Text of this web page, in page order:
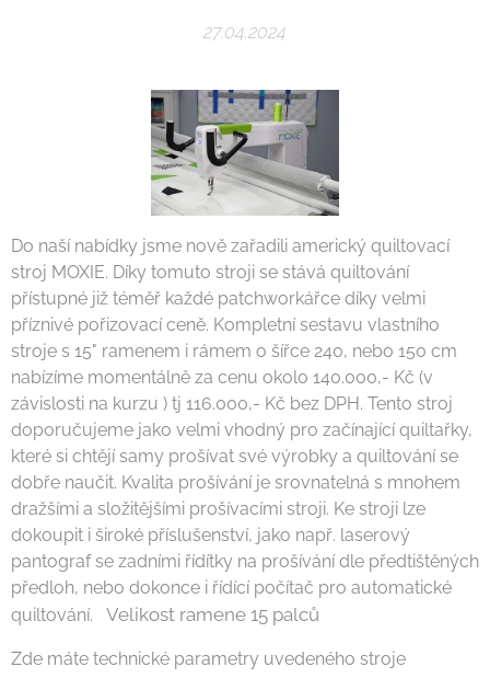
27.04.2024
Do naší nabídky jsme nově zařadili americký quiltovací
stroj MOXIE. Díky tomuto stroji se stává quiltování
přístupné již téměř každé patchworkářce díky velmi
příznivé pořizovací ceně. Kompletní sestavu vlastního
stroje s 15" ramenem i rámem o šířce 240, nebo 150 cm
nabízíme momentálně za cenu okolo 140.000,- Kč (v
závislosti na kurzu ) tj 116.000,- Kč bez DPH. Tento stroj
doporučujeme jako velmi vhodný pro začínající quiltařky,
které si chtějí samy prošívat své výrobky a quiltování se
dobře naučit. Kvalita prošívání je srovnatelná s mnohem
dražšími a složitějšími prošívacími stroji. Ke stroji lze
dokoupit i široké příslušenství, jako např. laserový
pantograf se zadními řídítky na prošívání dle předtištěných
předloh, nebo dokonce i řídící počítač pro automatické
quiltování. Velikost ramene 15 palců
Zde máte technické parametry uvedeného stroje